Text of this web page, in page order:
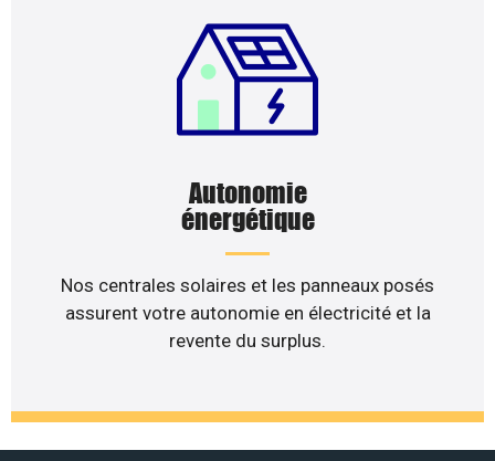
Autonomie
énergétique
Nos centrales solaires et les panneaux posés
assurent votre autonomie en électricité et la
revente du surplus.